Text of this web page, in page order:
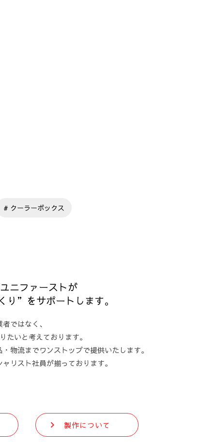
クーラーボックス
ニファーストが
り”をサポートします。
ではなく、
たいと考えております。
物流までワンストップで提供いたします。
リスト社員が揃っております。
製作について